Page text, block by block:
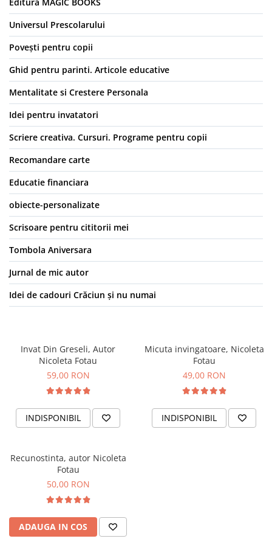
Universul Prescolarului
Povești pentru copii
Ghid pentru parinti. Articole educative
Mentalitate si Crestere Personala
Idei pentru invatatori
Scriere creativa. Cursuri. Programe pentru copii
Recomandare carte
Educatie financiara
obiecte-personalizate
Scrisoare pentru cititorii mei
Tombola Aniversara
Jurnal de mic autor
Idei de cadouri Crăciun și nu numai
Invat Din Greseli, Autor
Nicoleta Fotau
59,00 RON
INDISPONIBIL
Micuta invingatoare, Nicoleta
Fotau
49,00 RON
INDISPONIBIL
Recunostinta, autor Nicoleta
Fotau
50,00 RON
ADAUGA IN COS